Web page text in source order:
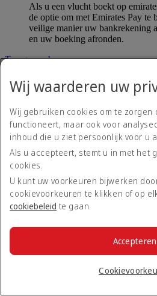
Als u een vlucht boekt op
de optie om met Emirates Pay te
veilige manier uw bankrekening
en uw boeking afronden.
Terug naar boven
Mijn tarief vastzetten
Wat is Mijn tarief
Met Mijn tarief vastzetten kunt u
reserveren. Dit betekent dat als u
tijdsbestek.
Er zijn geen extra kosten om uw
Mijn tarief vastzetten geldt
vluchten en u kunt deze service
Wij waarderen uw
Wij gebruiken cookies om te zorgen
functioneert, maar ook voor
inhoud die u ziet persoonlijk voor u
Als u accepteert, stemt u in met het
cookies.
U kunt uw voorkeuren bijwerken
cookievoorkeuren te klikken of op
cookiebeleid te gaan.
Accepteren